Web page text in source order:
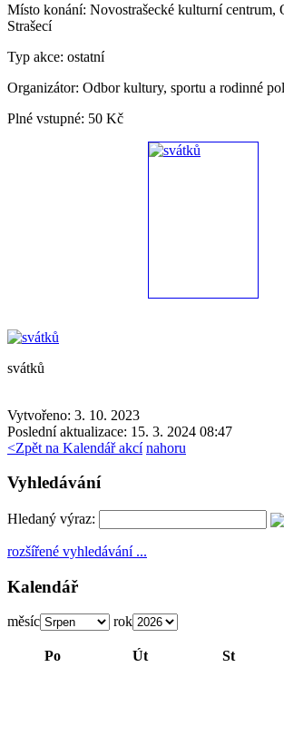
Místo konání: Novostrašecké kulturní centrum,
Strašecí
Typ akce: ostatní
Organizátor: Odbor kultury, sportu a rodinné
Plné vstupné: 50 Kč
svátků
Vytvořeno: 3. 10. 2023
Poslední aktualizace: 15. 3. 2024 08:47
<Zpět na Kalendář akcí nahoru
Vyhledávání
Hledaný výraz:
rozšířené vyhledávání ...
Kalendář
měsíc rok
Po Út St